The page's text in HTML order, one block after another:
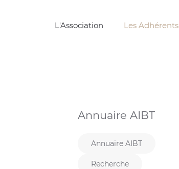
L'Association Les Adhérents
Annuaire AIBT
Annuaire AIBT
Recherche